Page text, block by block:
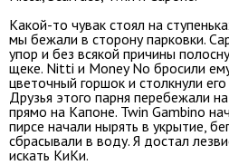
Какой-то чувак стоял на
мы бежали в сторону парковки.
упор и без всякой причины
щеке. Nitti и Money No бросили
цветочный горшок и столкнули
Друзья этого парня перебежали
прямо на Капоне. Twin Gambino
пирсе начали нырять в укрытие,
сбрасывали в воду. Я достал
искать КиКи.